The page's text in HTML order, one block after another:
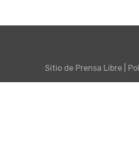
Sitio de Prensa Libre